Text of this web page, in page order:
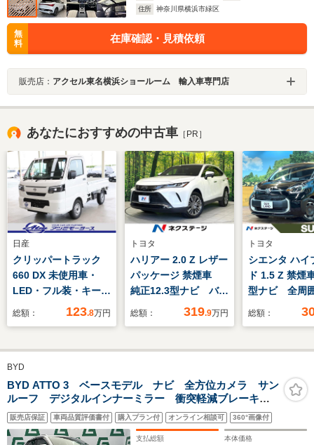
住所
神奈川県横浜市緑区
無
料
在庫確認・見積依頼
販売店： アクセル東名横浜ショールーム 輸入車専門店
あなたにおすすめの中古車 ［PR］
日産
クリッパートラック
660 DX 未使用車・
LED・フル装・キーレ
総額： 123.8万円
トヨタ
ハリアー 2.0 Z レザー
パッケージ 禁煙車
純正12.3型ナビ バッ
クカメラ シートベン
ヒーター ドラレコ
ト ヘッドアップディ
スプレイ セーフティ
センス レーダークル
ーズ
総額： 319.9万円
トヨタ
シエンタ ハイ
ド 1.5 Z 禁
型ナビ 全周
ラ ブライン
ッケージ 天
ングヒータ
ティセンス
クルーズ レ
スト
総額：
BYD
BYD ATTO 3 ベースモデル ナビ 全方位カメラ サン
ルーフ デジタルインナーミラー 衝突軽減ブレーキ
横滑り防止 クルーズコントロール ブラインドスポッ
トモニター シートヒーター ドライブレコーダー
ETC ワイヤレス充電
販売店保証 車両品質評価書付 購入プラン付 オンライン相談可 360°画像付
支払総額 本体価格